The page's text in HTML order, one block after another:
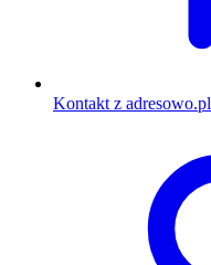
Kontakt z adresowo.pl